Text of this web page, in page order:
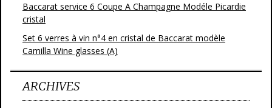
Baccarat service 6 Coupe A Champagne Modéle Picardie
cristal
Set 6 verres à vin n°4 en cristal de Baccarat modèle
Camilla Wine glasses (A)
ARCHIVES